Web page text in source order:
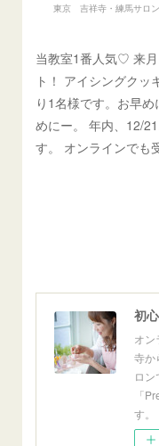
当教室1番人気♡ 来
ト！ アイシングク
り1名様です。お早
めにー。 年内、12/
す。 オンラインでも
オ
寺か
ロ
「
す。